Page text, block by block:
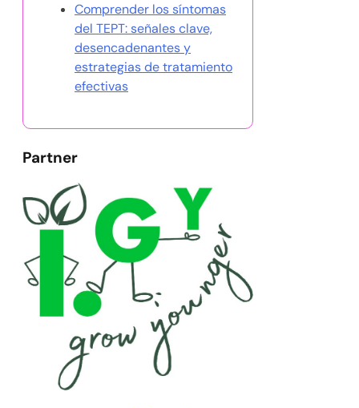
Comprender los síntomas
del TEPT: señales clave,
desencadenantes y
estrategias de tratamiento
efectivas
Partner